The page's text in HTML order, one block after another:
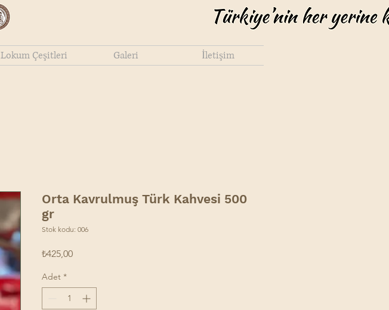
Lokum Çeşitleri Galeri İletişim
Orta Kavrulmuş Türk Kahvesi 500
gr
Stok kodu: 006
₺425,00Fiyat
Adet *